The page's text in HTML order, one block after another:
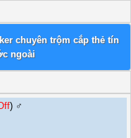
chuyên trộm cắp thẻ tín
ngoài
) ♂️